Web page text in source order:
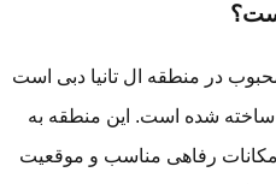
در منطقه ال تانیا دبی است
شده است. این منطقه به
رفاهی مناسب و موقعیت